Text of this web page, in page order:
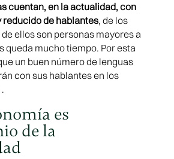
cuentan, en la actualidad, con
reducido de hablantes, de los
ellos son personas mayores a
queda mucho tiempo. Por esta
un buen número de lenguas
con sus hablantes en los
es
de la